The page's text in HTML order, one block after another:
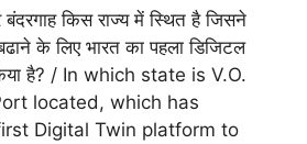
बंदरगाह किस राज्य में स्थित है जिसने
बढाने के लिए भारत का पहला डिजिटल
है? / In which state is V.O.
located, which has
Digital Twin platform to